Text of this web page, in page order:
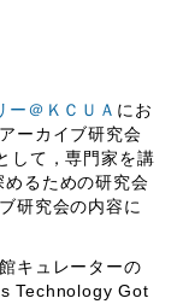
ー＠ＫＣＵＡ にお
ーカイブ研究会
して，専門家を講
めるための研究会
研究会の内容に
キュレーターの
Technology Got